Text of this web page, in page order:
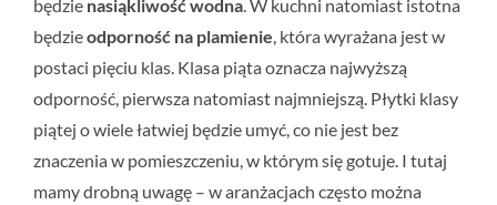
będzie nasiąkliwość wodna . W kuchni natomiast istotna
będzieodporność na plamienie , która wyrażana jest w
postaci pięciu klas. Klasa piąta oznacza najwyższą
odporność, pierwsza natomiast najmniejszą. Płytki klasy
piątej o wiele łatwiej będzie umyć, co nie jest bez
znaczenia w pomieszczeniu, w którym się gotuje. I tutaj
mamy drobną uwagę – w aranżacjach często można